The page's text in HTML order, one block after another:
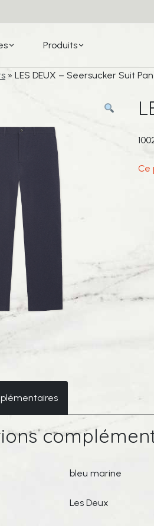
Produits
» LES DEUX – Seersucker Suit
Ce
bleu marine
Les Deux